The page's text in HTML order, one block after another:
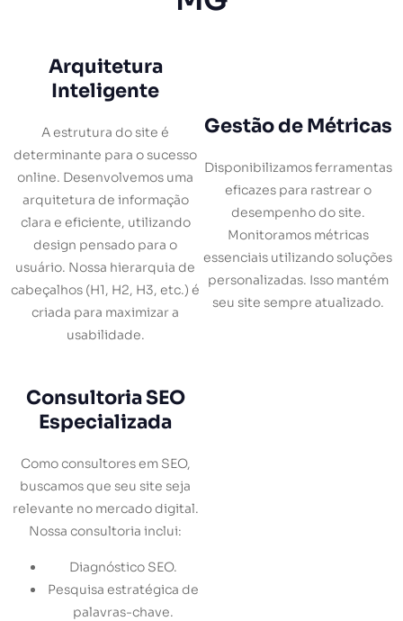
Arquitetura
Inteligente
A estrutura do site é
determinante para o sucesso
online. Desenvolvemos uma
arquitetura de informação
clara e eficiente, utilizando
design pensado para o
usuário. Nossa hierarquia de
cabeçalhos (H1, H2, H3, etc.) é
criada para maximizar a
usabilidade.
Gestão de Métricas
Disponibilizamos ferramentas
eficazes para rastrear o
desempenho do site.
Monitoramos métricas
essenciais utilizando soluções
personalizadas. Isso mantém
seu site sempre atualizado.
Consultoria SEO
Especializada
Como consultores em SEO,
buscamos que seu site seja
relevante no mercado digital.
Nossa consultoria inclui:
Diagnóstico SEO.
Pesquisa estratégica de
palavras-chave.